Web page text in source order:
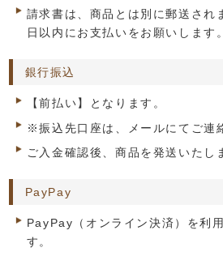
請求書は、商品とは別に郵送され
日以内にお支払いをお願いします。
銀行振込
【前払い】となります。
※振込先口座は、メールにてご連
ご入金確認後、商品を発送いたし
PayPay
PayPay（オンライン決済）を利
す。